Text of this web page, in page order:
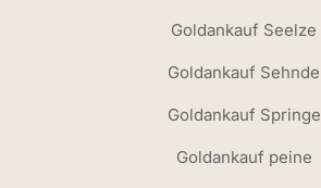
Goldankauf Seelze
Goldankauf Sehnde
Goldankauf Springe
Goldankauf peine